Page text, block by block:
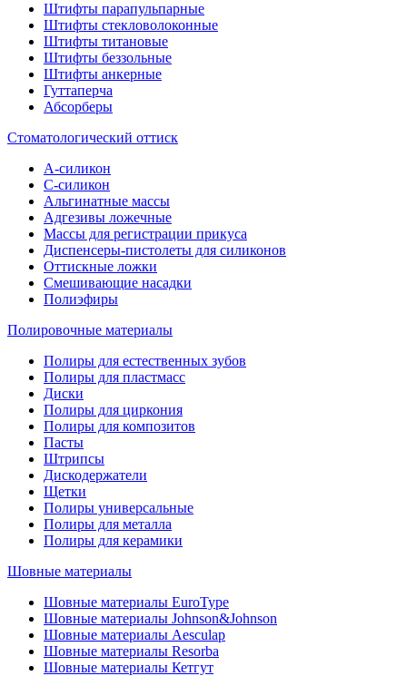
Штифты парапульпарные
Штифты стекловолоконные
Штифты титановые
Штифты беззольные
Штифты анкерные
Гуттаперча
Абсорберы
Стоматологический оттиск
А-силикон
C-силикон
Альгинатные массы
Адгезивы ложечные
Массы для регистрации прикуса
Диспенсеры-пистолеты для силиконов
Оттискные ложки
Смешивающие насадки
Полиэфиры
Полировочные материалы
Полиры для естественных зубов
Полиры для пластмасс
Диски
Полиры для циркония
Полиры для композитов
Пасты
Штрипсы
Дискодержатели
Щетки
Полиры универсальные
Полиры для металла
Полиры для керамики
Шовные материалы
Шовные материалы EuroType
Шовные материалы Johnson&Johnson
Шовные материалы Aesculap
Шовные материалы Resorba
Шовные материалы Кетгут